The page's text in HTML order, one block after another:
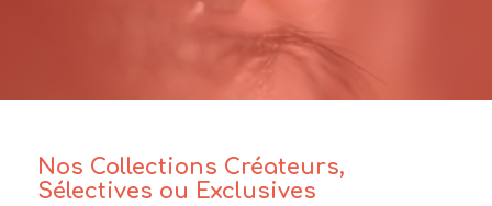
Nos Collections Créateurs,
Sélectives ou Exclusives